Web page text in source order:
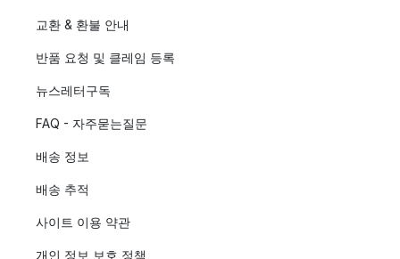
교환 & 환불 안내
반품 요청 및 클레임 등록
뉴스레터구독
FAQ - 자주묻는질문
배송 정보
배송 추적
사이트 이용 약관
개인 정보 보호 정책